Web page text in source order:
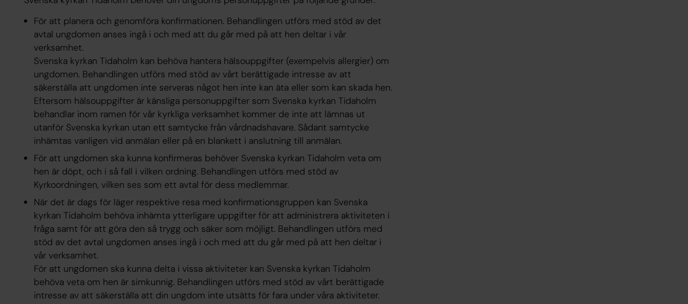
För att planera och genomföra konfirmationen. Behandlingen utförs med stöd av det
avtal ungdomen anses ingå i och med att du går med på att hen deltar i vår
verksamhet.
Svenska kyrkan Tidaholm kan behöva hantera hälsouppgifter (exempelvis allergier) om
ungdomen. Behandlingen utförs med stöd av vårt berättigade intresse av att
säkerställa att ungdomen inte serveras något hen inte kan äta eller som kan skada hen.
Eftersom hälsouppgifter är känsliga personuppgifter som Svenska kyrkan Tidaholm
behandlar inom ramen för vår kyrkliga verksamhet kommer de inte att lämnas ut
utanför Svenska kyrkan utan ett samtycke från vårdnadshavare. Sådant samtycke
inhämtas vanligen vid anmälan eller på en blankett i anslutning till anmälan.
För att ungdomen ska kunna konfirmeras behöver Svenska kyrkan Tidaholm veta om
hen är döpt, och i så fall i vilken ordning. Behandlingen utförs med stöd av
Kyrkoordningen, vilken ses som ett avtal för dess medlemmar.
När det är dags för läger respektive resa med konfirmationsgruppen kan Svenska
kyrkan Tidaholm behöva inhämta ytterligare uppgifter för att administrera aktiviteten i
fråga samt för att göra den så trygg och säker som möjligt. Behandlingen utförs med
stöd av det avtal ungdomen anses ingå i och med att du går med på att hen deltar i
vår verksamhet.
För att ungdomen ska kunna delta i vissa aktiviteter kan Svenska kyrkan Tidaholm
behöva veta om hen är simkunnig. Behandlingen utförs med stöd av vårt berättigade
intresse av att säkerställa att din ungdom inte utsätts för fara under våra aktiviteter.